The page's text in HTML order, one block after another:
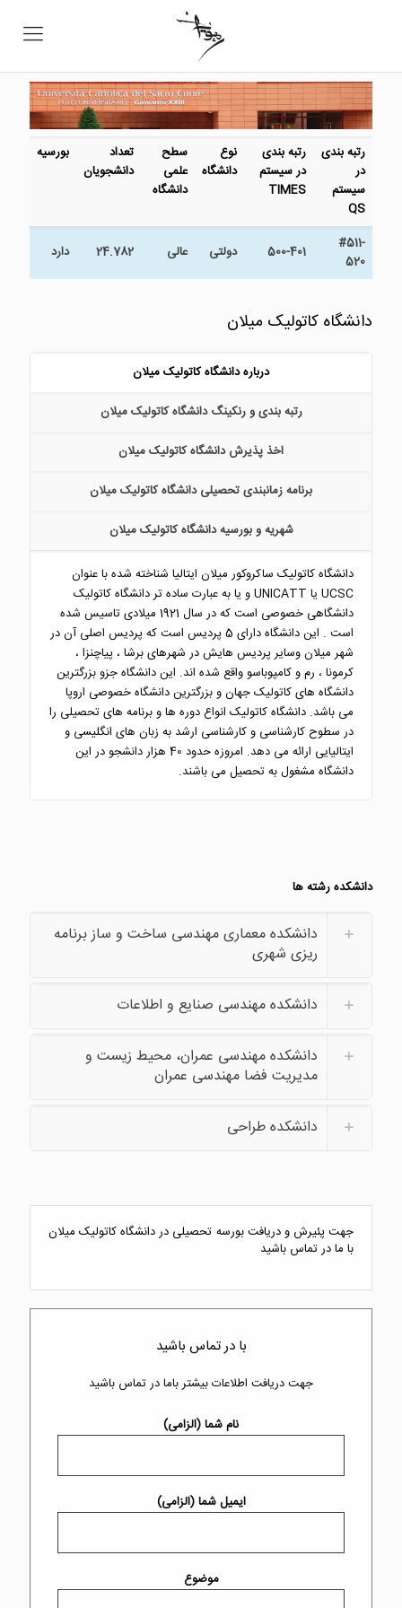
رتبه بندی
در
سیستم
QS
رتبه بندی
در سیستم
TIMES
نوع
دانشگاه
سطح
علمی
دانشگاه
تعداد
دانشجویان
بورسیه
#511-
520
500-401 دولتی عالی 24.782 دارد
دانشگاه کاتولیک میلان
درباره دانشگاه کاتولیک میلان
رتبه بندی و رنکینگ دانشگاه کاتولیک میلان
اخذ پذیرش دانشگاه کاتولیک میلان
برنامه زمانبندی تحصیلی دانشگاه کاتولیک میلان
شهریه و بورسیه دانشگاه کاتولیک میلان
دانشگاه کاتولیک ساکروکور میلان ایتالیا شناخته شده با عنوان
UCSC یا UNICATT و یا به عبارت ساده تر دانشگاه کاتولیک
دانشگاهی خصوصی است که در سال 1921 میلادی تاسیس شده
است . این دانشگاه دارای 5 پردیس است که پردیس اصلی آن در
شهر میلان وسایر پردیس هایش در شهرهای برشا ، پیاچنزا ،
کرمونا ، رم و کامپوباسو واقع شده اند. این دانشگاه جزو بزرگترین
دانشگاه های کاتولیک جهان و بزرگترین دانشگاه خصوصی اروپا
می باشد. دانشگاه کاتولیک انواع دوره ها و برنامه های تحصیلی را
در سطوح کارشناسی و کارشناسی ارشد به زبان های انگلیسی و
ایتالیایی ارائه می دهد. امروزه حدود 40 هزار دانشجو در این
دانشگاه مشغول به تحصیل می باشند.
دانشکده رشته ها
دانشکده معماری مهندسی ساخت و ساز برنامه
ریزی شهری
دانشکده مهندسی صنایع و اطلاعات
دانشکده مهندسی عمران، محیط زیست و
مدیریت فضا مهندسی عمران
دانشکده طراحی
جهت پئیرش و دریافت بورسه تحصیلی در دانشگاه کاتولیک میلان
با ما در تماس باشید
با در تماس باشید
جهت دریافت اطلاعات بیشتر باما در تماس باشید
نام شما (الزامی)
ایمیل شما (الزامی)
موضوع